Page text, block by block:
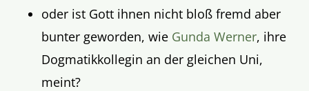
oder ist Gott ihnen nicht bloß fremd aber
bunter geworden, wie Gunda Werner, ihre
Dogmatikkollegin an der gleichen Uni,
meint?